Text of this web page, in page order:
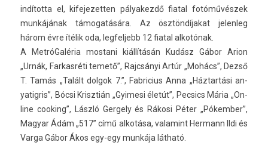
indította el, kifejezett­en pályakezdő fiat­al fotóművészek
munkájának támogatására. Az ösztöndíjakat jelen­leg
három évre ítélik oda, leg­feljebb 12 fiat­al alkotónak.
A MetróGaléria mos­tani kiállításán Kudász Gábor Arion
„Urnák, Far­kasréti temető”, Rajcsányi Artúr „Mohács”, Dezső
T. Tamás „Talált dol­gok 7.”, Fab­ricius Anna „Háztartási an­
yatig­ris”, Bócsi Krisztián „Gyimesi életút”, Pec­sics Mária „On­
line co­ok­ing”, László Ger­ge­ly és Rákosi Péter „Pókemb­er”,
Magyar Ádám „517” című alkotása, valamint Her­mann Ildi és
Varga Gábor Ákos egy-egy munkája látható.